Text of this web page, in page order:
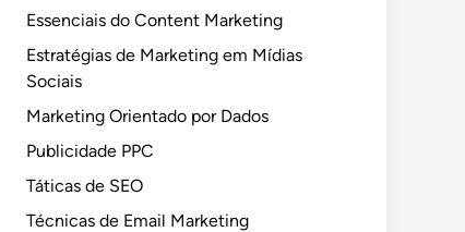
Essenciais do Content Marketing
Estratégias de Marketing em Mídias
Sociais
Marketing Orientado por Dados
Publicidade PPC
Táticas de SEO
Técnicas de Email Marketing